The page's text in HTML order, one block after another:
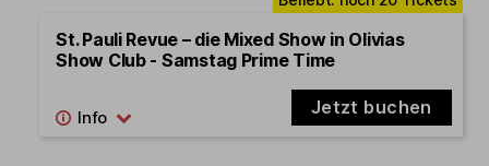
St. Pauli Revue – die Mixed Show in Olivias
Show Club - Samstag Prime Time
Jetzt buchen